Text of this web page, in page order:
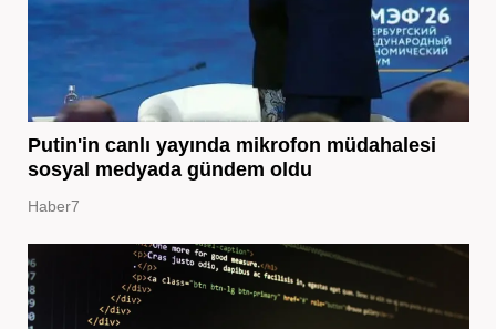
Putin'in canlı yayında mikrofon müdahalesi
sosyal medyada gündem oldu
Haber7